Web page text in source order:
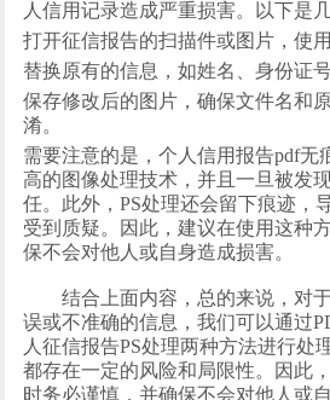
人信用记录造成严重损害。以下是
打开征信报告的扫描件或图片，使
替换原有的信息，如姓名、身份证
保存修改后的图片，确保文件名和
淆。
需要注意的是，个人信用报告pdf无
高的图像处理技术，并且一旦被发
任。此外，PS处理还会留下痕迹，
受到质疑。因此，建议在使用这种
保不会对他人或自身造成损害。
结合上面内容，总的来说，对
误或不准确的信息，我们可以通过
人征信报告PS处理两种方法进行处
都存在一定的风险和局限性。因此
时务必谨慎，并确保不会对他人或